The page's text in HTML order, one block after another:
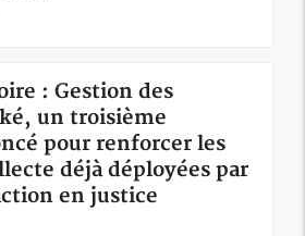
: Gestion des
un troisième
pour renforcer les
déjà déployées par
en justice